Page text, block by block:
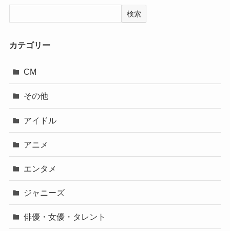
検索
カテゴリー
CM
その他
アイドル
アニメ
エンタメ
ジャニーズ
俳優・女優・タレント